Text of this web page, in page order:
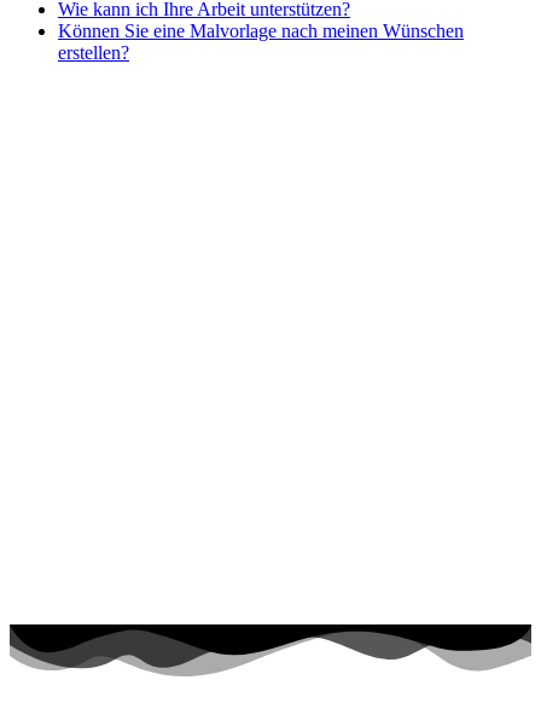
Nezaradené
Unkategorisiert
Wie kann ich Ihre Arbeit unterstützen?
Können Sie eine Malvorlage nach meinen Wünschen
erstellen?